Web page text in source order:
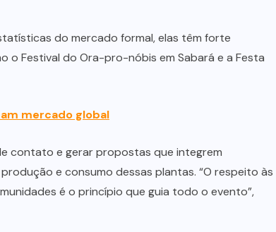
do mercado formal, elas têm forte
o Festival do Ora-pro-nóbis em Sabará e a Festa
mercado global
contato e gerar propostas que integrem
e consumo dessas plantas. “O respeito às
é o princípio que guia todo o evento”,